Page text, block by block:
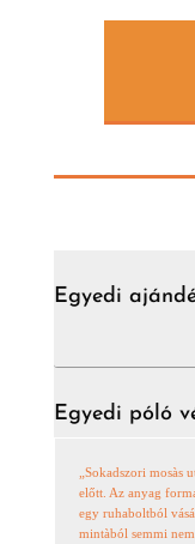
Egyedi
Egyedi póló
„Sokadszori mosàs
előtt. Az anyag
egy ruhaboltból
mintàból semmi